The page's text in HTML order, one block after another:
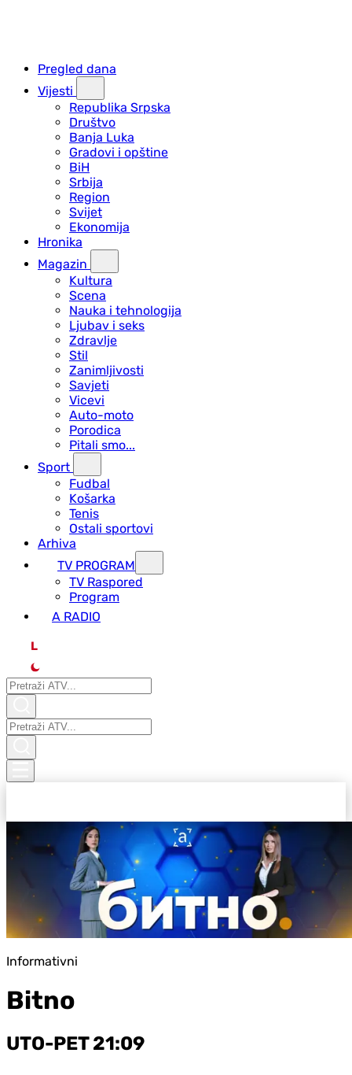
Pregled dana
Vijesti
Republika Srpska
Društvo
Banja Luka
Gradovi i opštine
BiH
Srbija
Region
Svijet
Ekonomija
Hronika
Magazin
Kultura
Scena
Nauka i tehnologija
Ljubav i seks
Zdravlje
Stil
Zanimljivosti
Savjeti
Vicevi
Auto-moto
Porodica
Pitali smo...
Sport
Fudbal
Košarka
Tenis
Ostali sportovi
Arhiva
TV PROGRAM
ТV Raspored
Program
A RADIO
L
Informativni
Bitno
UTO-PET 21:09